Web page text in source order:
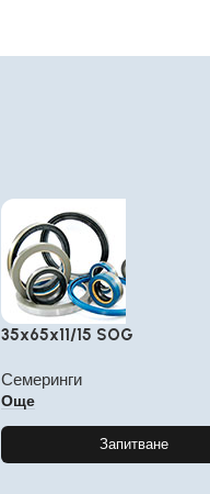
35x65x11/15 SOG
Семеринги
Още
Запитване